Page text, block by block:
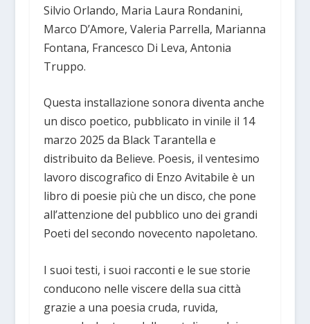
Silvio Orlando, Maria Laura Rondanini,
Marco D’Amore, Valeria Parrella, Marianna
Fontana, Francesco Di Leva, Antonia
Truppo.
Questa installazione sonora diventa anche
un disco poetico, pubblicato in vinile il 14
marzo 2025 da Black Tarantella e
distribuito da Believe. Poesis, il ventesimo
lavoro discografico di Enzo Avitabile è un
libro di poesie più che un disco, che pone
all’attenzione del pubblico uno dei grandi
Poeti del secondo novecento napoletano.
I suoi testi, i suoi racconti e le sue storie
conducono nelle viscere della sua città
grazie a una poesia cruda, ruvida,